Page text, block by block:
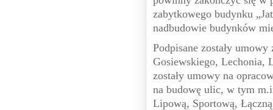
zabytkowego budynku
nadbudowie budynków
Podpisane zostały
Gosiewskiego, Lechonia,
zostały umowy na
na budowę ulic, w tym
Lipową, Sportową,